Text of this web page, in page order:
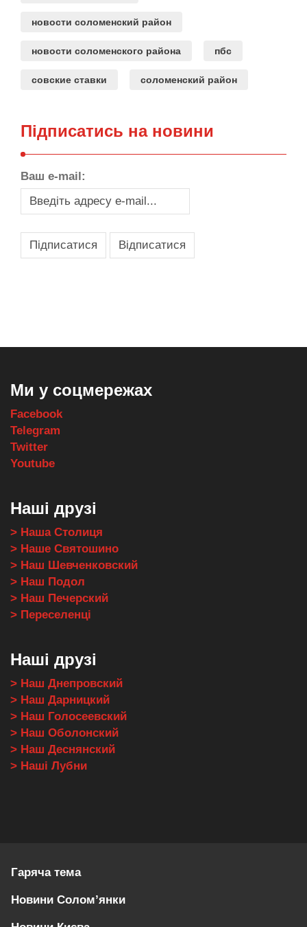
новости соломенский район
новости соломенского района пбс
совские ставки соломенский район
Підписатись на новини
Ваш e-mail:
Ми у соцмережах
Facebook
Telegram
Twitter
Youtube
Наші друзі
> Наша Столиця
> Наше Святошино
> Наш Шевченковский
> Наш Подол
> Наш Печерский
> Переселенці
Наші друзі
> Наш Днепровский
> Наш Дарницкий
> Наш Голосеевский
> Наш Оболонский
> Наш Деснянский
> Наші Лубни
Гаряча тема
Новини Солом’янки